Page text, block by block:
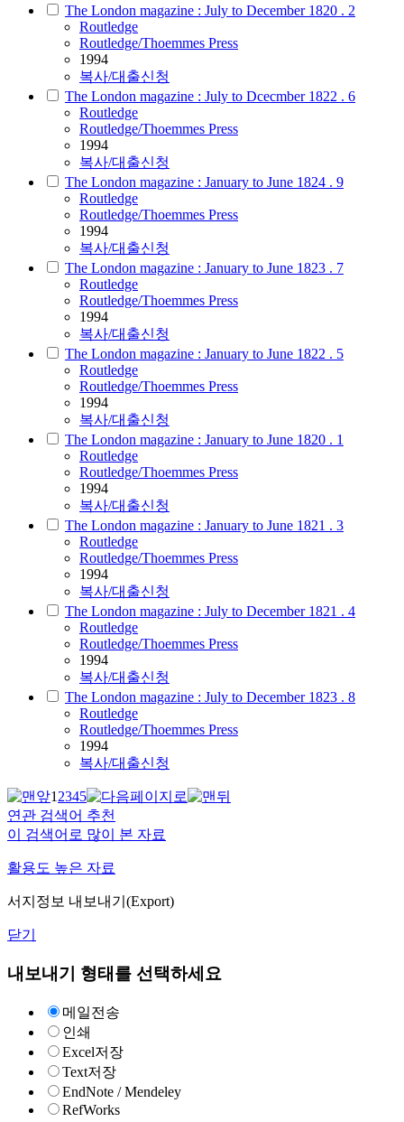
The London magazine : July to December 1820 . 2
Routledge
Routledge/Thoemmes Press
1994
복사/대출신청
The London magazine : July to Dcecmber 1822 . 6
Routledge
Routledge/Thoemmes Press
1994
복사/대출신청
The London magazine : January to June 1824 . 9
Routledge
Routledge/Thoemmes Press
1994
복사/대출신청
The London magazine : January to June 1823 . 7
Routledge
Routledge/Thoemmes Press
1994
복사/대출신청
The London magazine : January to June 1822 . 5
Routledge
Routledge/Thoemmes Press
1994
복사/대출신청
The London magazine : January to June 1820 . 1
Routledge
Routledge/Thoemmes Press
1994
복사/대출신청
The London magazine : January to June 1821 . 3
Routledge
Routledge/Thoemmes Press
1994
복사/대출신청
The London magazine : July to December 1821 . 4
Routledge
Routledge/Thoemmes Press
1994
복사/대출신청
The London magazine : July to December 1823 . 8
Routledge
Routledge/Thoemmes Press
1994
복사/대출신청
12345
연관 검색어 추천
이 검색어로 많이 본 자료
활용도 높은 자료
서지정보 내보내기(Export)
닫기
내보내기 형태를 선택하세요
메일전송
인쇄
Excel저장
Text저장
EndNote / Mendeley
RefWorks